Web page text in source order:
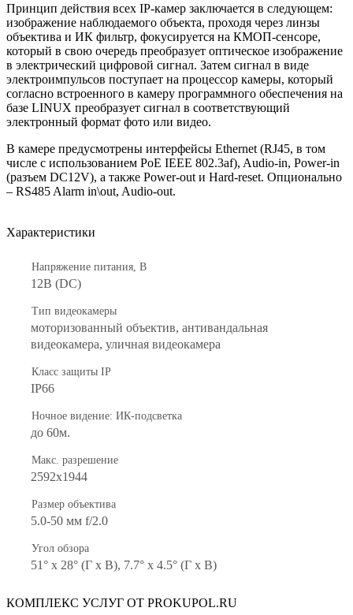
Принцип действия всех IP-камер заключается в следующем:
изображение наблюдаемого объекта, проходя через линзы
объектива и ИК фильтр, фокусируется на КМОП-сенсоре,
который в свою очередь преобразует оптическое изображение
в электрический цифровой сигнал. Затем сигнал в виде
электроимпульсов поступает на процессор камеры, который
согласно встроенного в камеру программного обеспечения на
базе LINUX преобразует сигнал в соответствующий
электронный формат фото или видео.
В камере предусмотрены интерфейсы Ethernet (RJ45, в том
числе с использованием PoE IEEE 802.3af), Audio-in, Power-in
(разъем DC12V), а также Power-out и Hard-reset. Опционально
– RS485 Alarm in\out, Audio-out.
Характеристики
Напряжение питания, В
12В (DC)
Тип видеокамеры
моторизованный объектив, антивандальная
видеокамера, уличная видеокамера
Класс защиты IP
IP66
Ночное видение: ИК-подсветка
до 60м.
Макс. разрешение
2592x1944
Размер объектива
5.0-50 мм f/2.0
Угол обзора
51° x 28° (Г x В), 7.7° x 4.5° (Г x В)
КОМПЛЕКС УСЛУГ ОТ PROKUPOL.RU